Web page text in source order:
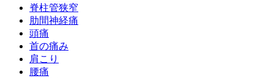
脊柱管狭窄
肋間神経痛
頭痛
首の痛み
肩こり
腰痛